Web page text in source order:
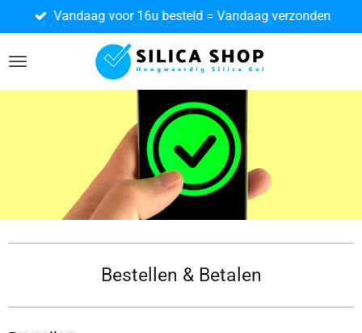
direct
naar
hoofdinhoud
Vandaag voor 16u besteld = Vandaag verzonden
Bestellen & Betalen